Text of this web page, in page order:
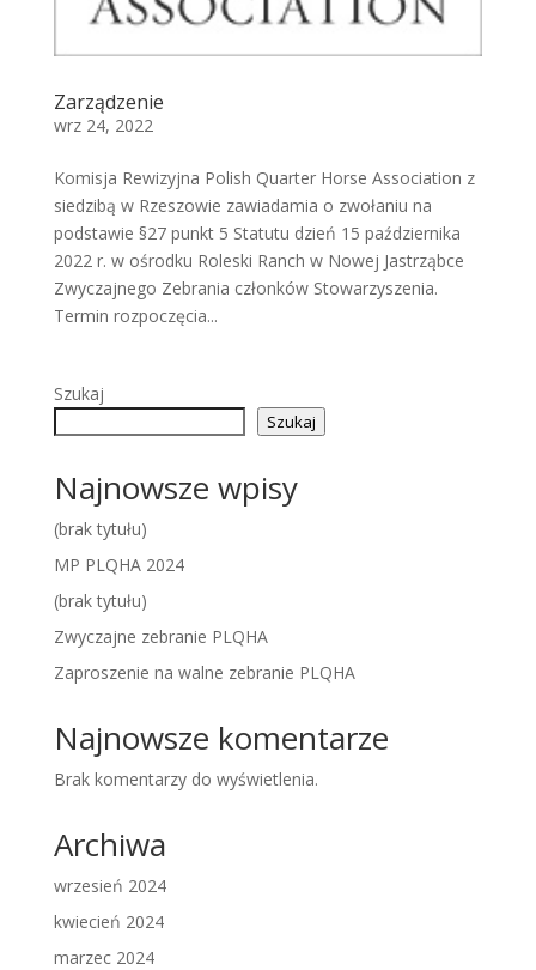
Zarządzenie
wrz 24, 2022
Komisja Rewizyjna Polish Quarter Horse Association z
siedzibą w Rzeszowie zawiadamia o zwołaniu na
podstawie §27 punkt 5 Statutu dzień 15 października
2022 r. w ośrodku Roleski Ranch w Nowej Jastrząbce
Zwyczajnego Zebrania członków Stowarzyszenia.
Termin rozpoczęcia...
Szukaj
Szukaj
Najnowsze wpisy
(brak tytułu)
MP PLQHA 2024
(brak tytułu)
Zwyczajne zebranie PLQHA
Zaproszenie na walne zebranie PLQHA
Najnowsze komentarze
Brak komentarzy do wyświetlenia.
Archiwa
wrzesień 2024
kwiecień 2024
marzec 2024